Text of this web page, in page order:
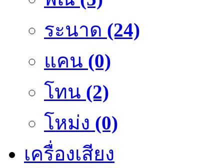
ระนาด (24)
แคน (0)
โทน (2)
โหม่ง (0)
เครื่องเสียง